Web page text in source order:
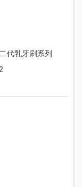
代乳牙刷系列